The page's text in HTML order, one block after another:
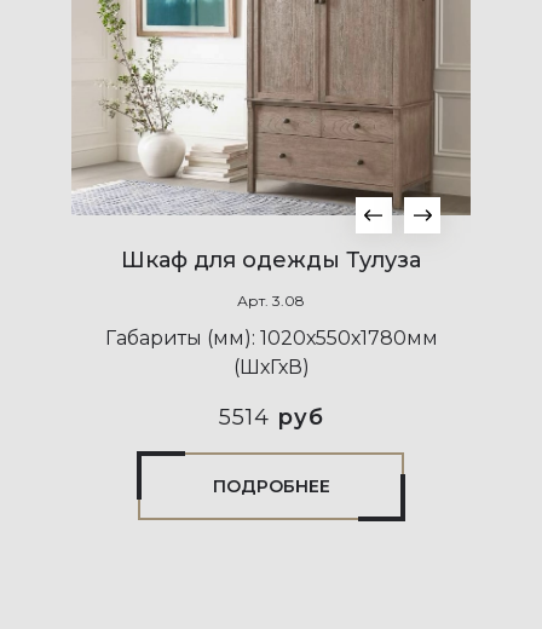
Шкаф для одежды Тулуза
Арт. 3.08
Габариты (мм): 1020х550х1780мм
(ШхГхВ)
5514 руб
ПОДРОБНЕЕ